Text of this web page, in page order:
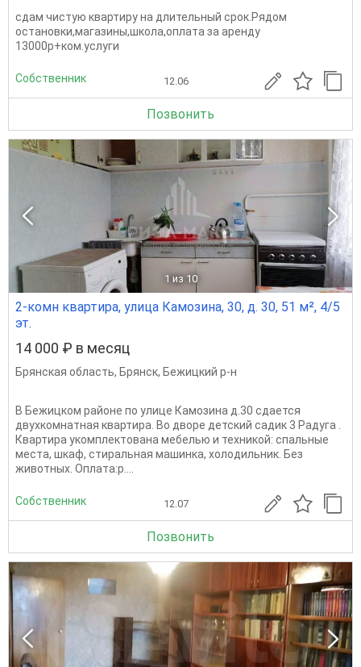
сдам чистую квартиру на длительный срок.Рядом
остановки,магазины,школа,оплата за аренду
13000р+ком.услуги
Собственник 12.06
Позвонить
1 из 10
2-комн квартира, улица Камозина, 30, д. 30, 51 м², 4/5
эт.
14 000 ₽ в месяц
Брянская область, Брянск, Бежицкий р-н
В Бежицком районе по улице Камозина д.30 сдается
двухкомнатная квартира. Во дворе детский садик 3 Радуга .
Квартира укомплектована мебелью и техникой: спальные
места, шкаф, стиральная машинка, холодильник. Без
животных. Оплата:р....
Собственник 12.07
Позвонить